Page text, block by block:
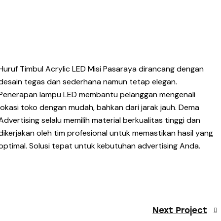
Timbul Acrylic LED Misi Pasaraya dirancang dengan
tegas dan sederhana namun tetap elegan.
lampu LED membantu pelanggan mengenali
toko dengan mudah, bahkan dari jarak jauh. Dema
selalu memilih material berkualitas tinggi dan
oleh tim profesional untuk memastikan hasil yang
Solusi tepat untuk kebutuhan advertising Anda.
Next Project